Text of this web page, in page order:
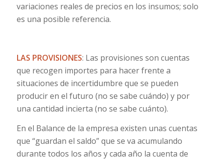
variaciones reales de precios en los insumos; solo
es una posible referencia.
LAS PROVISIONES: Las provisiones son cuentas
que recogen importes para hacer frente a
situaciones de incertidumbre que se pueden
producir en el futuro (no se sabe cuándo) y por
una cantidad incierta (no se sabe cuánto).
En el Balance de la empresa existen unas cuentas
que “guardan el saldo” que se va acumulando
durante todos los años y cada año la cuenta de